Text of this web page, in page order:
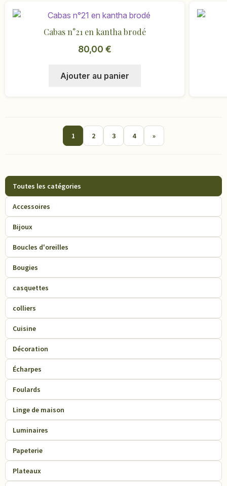
Toutes les catégories
Accessoires
Bijoux
Boucles d'oreilles
Bougies
casquettes
colliers
Cuisine
Décoration
Écharpes
Foulards
Linge de maison
Luminaires
Papeterie
Plateaux
Cabas n°21 en kantha brodé
80,00 €
Ajouter au panier
1 2 3 4 »